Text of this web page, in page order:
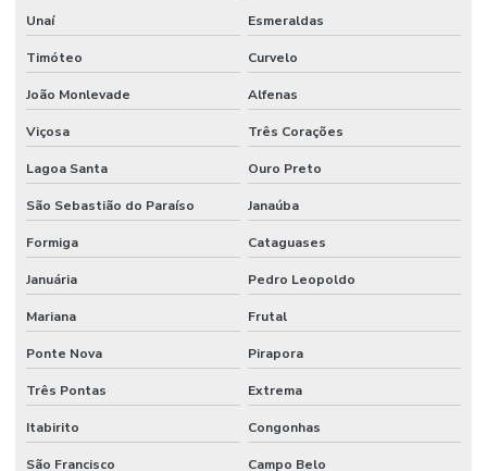
Locação de gruas em São Paulo
Locação de painel de led
Locação de painel de led para eventos
Locação de painel de led em Fortaleza
Locação de painel de led outdoor
Locação de painel de led em São Paulo
Locação de projetor
Locação de projetor preço
Locação de projetor e telão
Locação de totem touch screen
Unaí Esmeraldas
Timóteo Curvelo
João Monlevade Alfenas
Viçosa Três Corações
Lagoa Santa Ouro Preto
São Sebastião do Paraíso Janaúba
Formiga Cataguases
Januária Pedro Leopoldo
Mariana Frutal
Ponte Nova Pirapora
Três Pontas Extrema
Itabirito Congonhas
São Francisco Campo Belo